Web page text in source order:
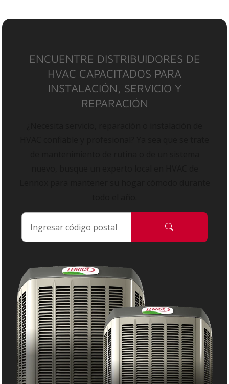
ENCUENTRE DISTRIBUIDORES DE
HVAC CAPACITADOS PARA
INSTALACIÓN, SERVICIO Y
REPARACIÓN